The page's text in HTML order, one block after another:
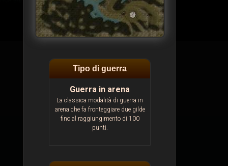
Tipo di guerra
Guerra in arena
La classica modalità di guerra in
arena che fa fronteggiare due gilde
fino al raggiungimento di 100
punti.